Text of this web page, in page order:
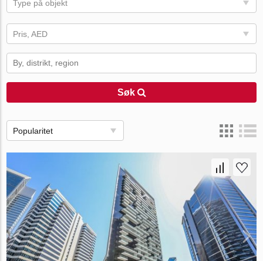
Type på objekt
Pris, AED
Søk
Popularitet